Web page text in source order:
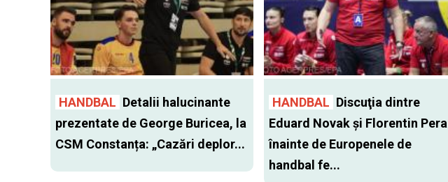
HANDBAL Detalii halucinante
prezentate de George Buricea, la
CSM Constanța: „Cazări deplor...
HANDBAL Discuţia dintre
Eduard Novak şi Florentin Pera
înainte de Europenele de
handbal fe...